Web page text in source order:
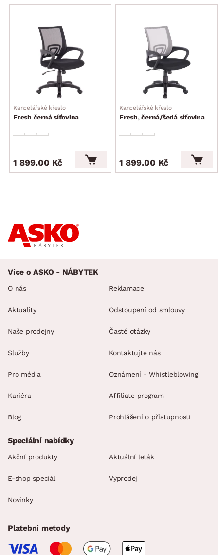
Kancelářské křeslo
Fresh černá síťovina
1 899.00 Kč
Kancelářské křeslo
Fresh, černá/šedá síťovina
1 899.00 Kč
Více o ASKO - NÁBYTEK
O nás
Aktuality
Naše prodejny
Služby
Pro média
Kariéra
Blog
Reklamace
Odstoupení od smlouvy
Časté otázky
Kontaktujte nás
Oznámení - Whistleblowing
Affiliate program
Prohlášení o přístupnosti
Speciální nabídky
Akční produkty Aktuální leták
E-shop speciál Výprodej
Novinky
Platební metody